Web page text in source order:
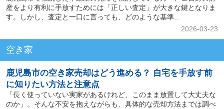
産をより有利に手放すためには「正しい査定」が大きな鍵となりま
す。しかし、査定と一口に言っても、どのような基準...
2026-03-23
空き家
鹿児島市の空き家売却はどう進める？ 自宅を手放す前
に知りたい方法と注意点
「長く使っていない実家があるけれど、このまま放置して大丈夫な
のか」。そんな不安を抱えながらも、具体的な売却方法までは調べ